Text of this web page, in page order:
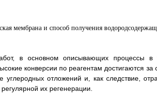
в основном описывающих процессы в
конверсии по реагентам достигаются
углеродных отложений и, как следствие,
их регенерации.